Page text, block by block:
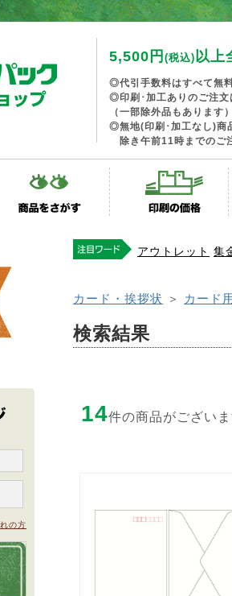
5,500円 (税込)以上
◎代引手数料はすべて無
◎印刷･加工ありのご注文
（一部除外品もあります
◎無地(印刷･加工なし)商
除き午前11時までのご
の方
アウトレット 集
カード・挨拶状 ＞ カード
検索結果
14件の商品がござい